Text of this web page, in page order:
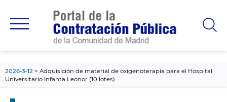
principal
2026-3-12
Adquisición de material de oxigenoterapia para el Hospital
Universitario Infanta Leonor (10 lotes)